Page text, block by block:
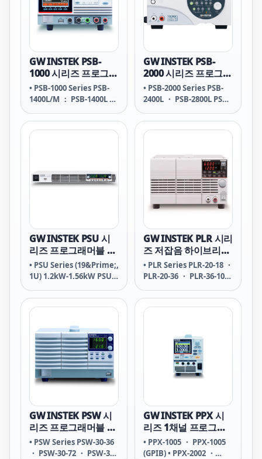
GW INSTEK PSB-
1000 시리즈 프로그래
머블 스위칭 DC 전원
공급기
• PSB-1000 Series PSB-
1400L/M ： PSB-1400L ・
： PSB-1800L ・ PSB-
1800M
GW INSTEK PSB-
2000 시리즈 프로그래
머블 스위칭 DC 전원
공급기
• PSB-2000 Series PSB-
2400L ・ PSB-2800L PSB-
2400H ・ PSB-2800H
GW INSTEK PSU 시
리즈 프로그래머블 스
위칭 DC 전원공급기
• PSU Series (19&Prime;,
1U) 1.2kW-1.56kW PSU-
PSU-12.5-120 ・ PSU-15-
100 ・ PSU-20-76 PSU-30-
50-30 ・ PSU-60-25 ・
PSU-80-19 PSU-100-15 ・
PSU-150-10 ・ PSU-300-5
・ PSU-400-3.8 ・ PSU-
600-2.6
GW INSTEK PLR 시리
즈 저잡음 하이브리드
DC 전원공급기
• PLR Series PLR-20-18 ・
PLR-20-36 ・ PLR-36-10
・ PLR-60-12
GW INSTEK PSW 시
리즈 프로그래머블 스
위칭 DC 전원공급기
• PSW Series PSW-30-36
・ PSW-30-72 ・ PSW-30-
GW INSTEK PPX 시
리즈 1채널 프로그래
머블 고정밀 리니어
DC 전원공급기
• PPX-1005 ・ PPX-1005
(GPIB) • PPX-2002 ・